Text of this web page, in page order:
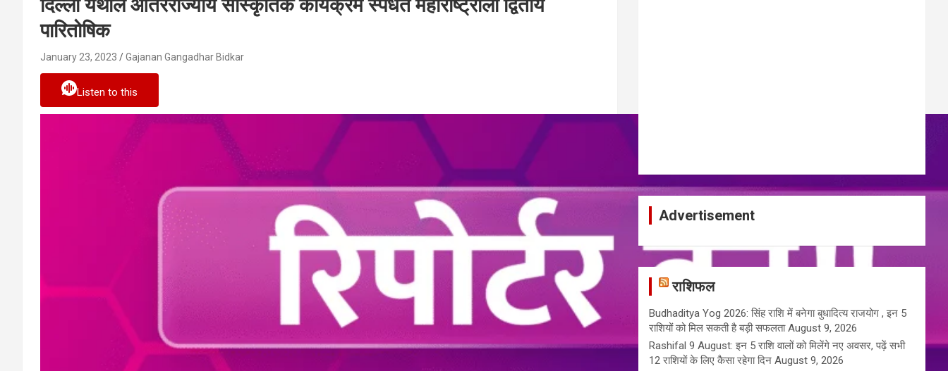
दिल्ली येथील आंतरराज्यीय सांस्कृतिक कार्यक्रम स्पर्धेत महाराष्ट्राला द्वितीय
पारितोषिक
January 23, 2023 Gajanan Gangadhar Bidkar
Listen to this
Advertisement
राशिफल
Budhaditya Yog 2026: सिंह राशि में बनेगा बुधादित्य राजयोग , इन 5
राशियों को मिल सकती है बड़ी सफलता August 9, 2026
Rashifal 9 August: इन 5 राशि वालों को मिलेंगे नए अवसर, पढ़ें सभी
12 राशियों के लिए कैसा रहेगा दिन August 9, 2026